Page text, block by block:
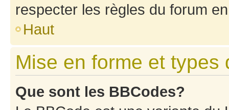
respecter les règles du forum
Haut
Mise en forme et types
Que sont les BBCodes?